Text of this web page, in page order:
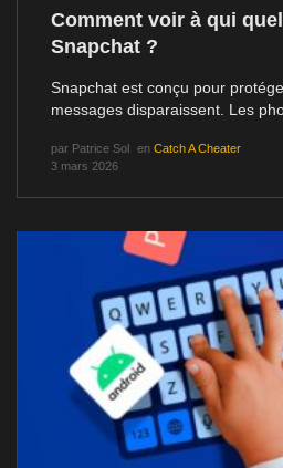
Comment voir à qui
Snapchat ?
Snapchat est conçu pour
messages disparaissent. Les
par Patrice Sol en Catch A Cheater
3 mars 2026